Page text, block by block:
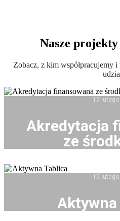
Nasze projekty
Zobacz, z kim współpracujemy
15
Akredytacja
ze
15
Aktywna